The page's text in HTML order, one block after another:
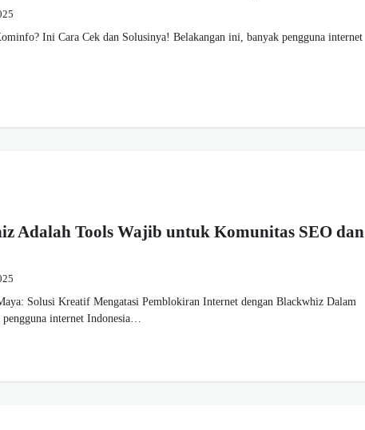
Ini Cara Cek dan Solusinya! Belakangan ini, banyak pengguna internet
Adalah Tools Wajib untuk Komunitas SEO dan
Solusi Kreatif Mengatasi Pemblokiran Internet dengan Blackwhiz Dalam
internet Indonesia…